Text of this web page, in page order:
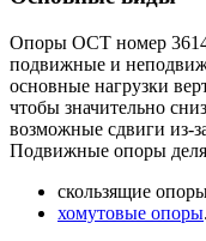
Опоры ОСТ номер
подвижные и
основные нагрузки
чтобы значительно
возможные сдвиги из-
Подвижные опоры
скользящие
хомутовые опоры.